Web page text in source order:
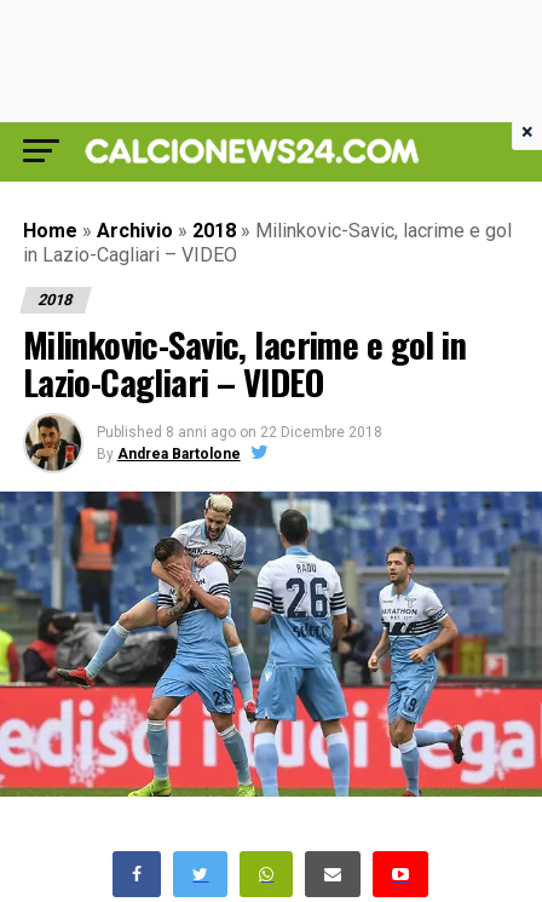
Home » Archivio » 2018 » Milinkovic-Savic, lacrime e gol
in Lazio-Cagliari – VIDEO
2018
Milinkovic-Savic, lacrime e gol in
Lazio-Cagliari – VIDEO
Published 8 anni ago on 22 Dicembre 2018
By Andrea Bartolone
×